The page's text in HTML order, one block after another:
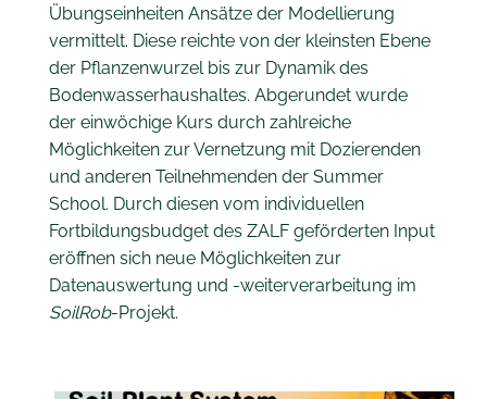
Übungseinheiten Ansätze der Modellierung
vermittelt. Diese reichte von der kleinsten Ebene
der Pflanzenwurzel bis zur Dynamik des
Bodenwasserhaushaltes. Abgerundet wurde
der einwöchige Kurs durch zahlreiche
Möglichkeiten zur Vernetzung mit Dozierenden
und anderen Teilnehmenden der Summer
School. Durch diesen vom individuellen
Fortbildungsbudget des ZALF geförderten Input
eröffnen sich neue Möglichkeiten zur
Datenauswertung und -weiterverarbeitung im
SoilRob-Projekt.